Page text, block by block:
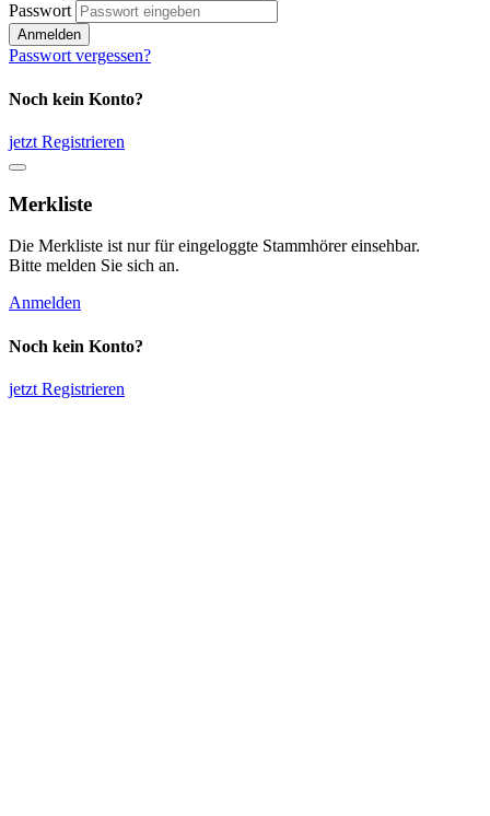
Passwort
Anmelden
Passwort vergessen?
Noch kein Konto?
jetzt Registrieren
Merkliste
Die Merkliste ist nur für eingeloggte Stammhörer einsehbar.
Bitte melden Sie sich an.
Anmelden
Noch kein Konto?
jetzt Registrieren